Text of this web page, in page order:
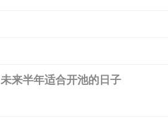
未来半年适合开池的日子